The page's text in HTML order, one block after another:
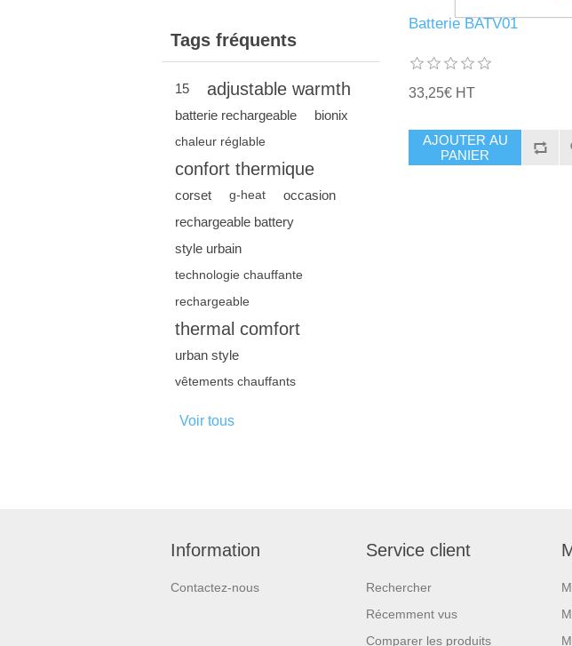
Tags fréquents
15 adjustable warmth
batterie rechargeable bionix
chaleur réglable
confort thermique
corset g-heat
occasion
rechargeable battery
style urbain
technologie chauffante
rechargeable
thermal comfort
urban style
vêtements chauffants
Voir tous
Batterie BATV01
33,25€ HT
AJOUTER AU
PANIER
Information
Contactez-nous
Service client
Rechercher
Récemment vus
Comparer les produits